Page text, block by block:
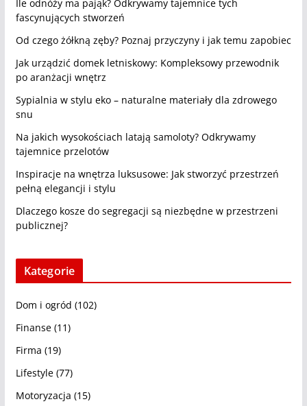
Ile odnóży ma pająk? Odkrywamy tajemnice tych
fascynujących stworzeń
Od czego żółkną zęby? Poznaj przyczyny i jak temu zapobiec
Jak urządzić domek letniskowy: Kompleksowy przewodnik
po aranżacji wnętrz
Sypialnia w stylu eko – naturalne materiały dla zdrowego
snu
Na jakich wysokościach latają samoloty? Odkrywamy
tajemnice przelotów
Inspiracje na wnętrza luksusowe: Jak stworzyć przestrzeń
pełną elegancji i stylu
Dlaczego kosze do segregacji są niezbędne w przestrzeni
publicznej?
Kategorie
Dom i ogród (102)
Finanse(11)
Firma (19)
Lifestyle(77)
Motoryzacja (15)